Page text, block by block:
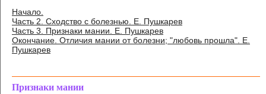
Начало.
Часть 2. Сходство с болезнью. Е. Пушкарев
Часть 3. Признаки мании. Е. Пушкарев
Окончание. Отличия мании от болезни; "любовь прошла". Е.
Пушкарев
Признаки мании